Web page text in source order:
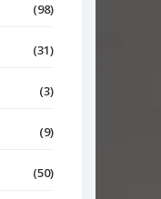
(98)
(31)
(3)
(9)
(50)